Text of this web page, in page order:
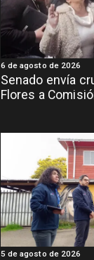
Senado envía
Flores a
6 de agosto de 2026
5 de agosto de 2026